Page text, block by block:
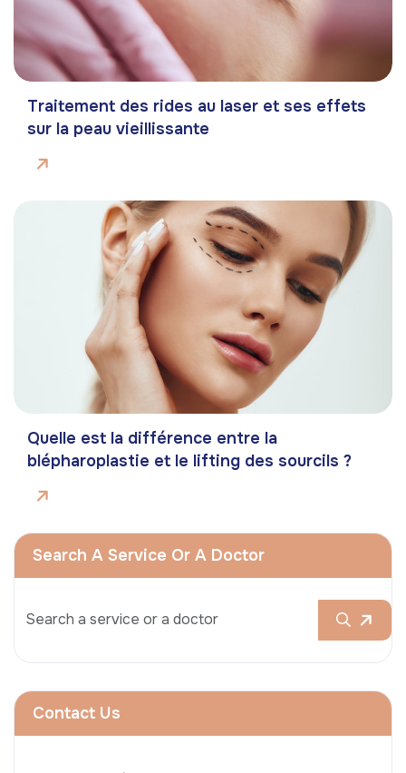
Traitement des rides au laser et ses effets
sur la peau vieillissante
Quelle est la différence entre la
blépharoplastie et le lifting des sourcils ?
Search A Service Or A Doctor
Contact Us